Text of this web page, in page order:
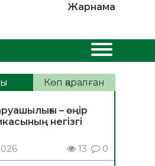
Жарнама
Көп қаралған
– өңір
негізгі
13 0